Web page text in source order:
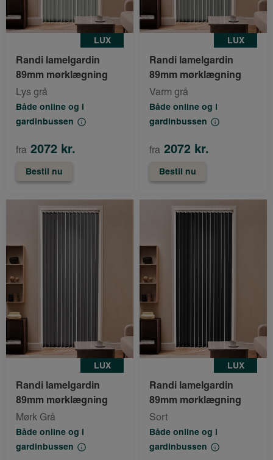
LUX
Randi lamelgardin
89mm mørklægning
Lys grå
Både online og i
gardinbussen
fra 2072 kr.
Bestil nu
LUX
Randi lamelgardin
89mm mørklægning
Varm grå
Både online og i
gardinbussen
fra 2072 kr.
Bestil nu
LUX
Randi lamelgardin
89mm mørklægning
Mørk Grå
Både online og i
gardinbussen
LUX
Randi lamelgardin
89mm mørklægning
Sort
Både online og i
gardinbussen